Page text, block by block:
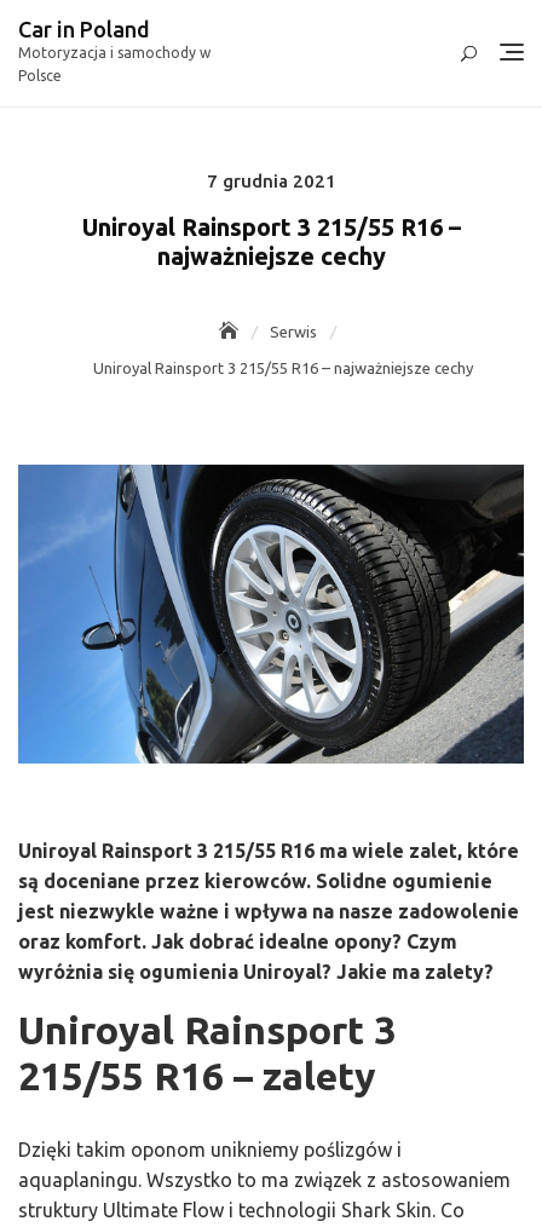
content
Car in Poland
Motoryzacja i samochody w
Polsce
Posted
7 grudnia 2021
Uniroyal Rainsport 3 215/55 R16 –
najważniejsze cechy
Serwis
Uniroyal Rainsport 3 215/55 R16 – najważniejsze cechy
Uniroyal Rainsport 3 215/55 R16 ma wiele zalet, które
są doceniane przez kierowców. Solidne ogumienie
jest niezwykle ważne i wpływa na nasze zadowolenie
oraz komfort. Jak dobrać idealne opony? Czym
wyróżnia się ogumienia Uniroyal? Jakie ma zalety?
Uniroyal Rainsport 3
215/55 R16 – zalety
Dzięki takim oponom unikniemy poślizgów i
aquaplaningu. Wszystko to ma związek z astosowaniem
struktury Ultimate Flow i technologii Shark Skin. Co